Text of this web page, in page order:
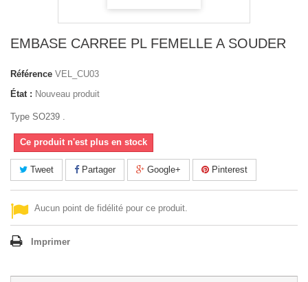
EMBASE CARREE PL FEMELLE A SOUDER
Référence VEL_CU03
État : Nouveau produit
Type SO239 .
Ce produit n'est plus en stock
Tweet Partager Google+ Pinterest
Aucun point de fidélité pour ce produit.
Imprimer